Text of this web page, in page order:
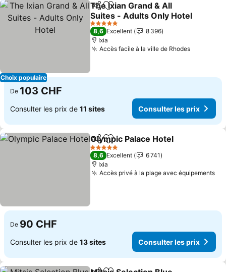
Choix populaire
PartagerAjouter à mes favoris
The Ixian Grand & All
Suites - Adults Only Hotel
Consulter les prix
5 Étoiles
8,6 Excellent
8 396
Ixia
Accès facile à la ville de Rhodes
De 103 CHF
Consulter les prix de 11 sites Consulter les prix
PartagerAjouter à mes favoris
Olympic Palace Hotel
5 Étoiles
8,6 Excellent
6 741
Ixia
Accès privé à la plage avec équipements
De 90 CHF
Consulter les prix de 13 sites Consulter les prix